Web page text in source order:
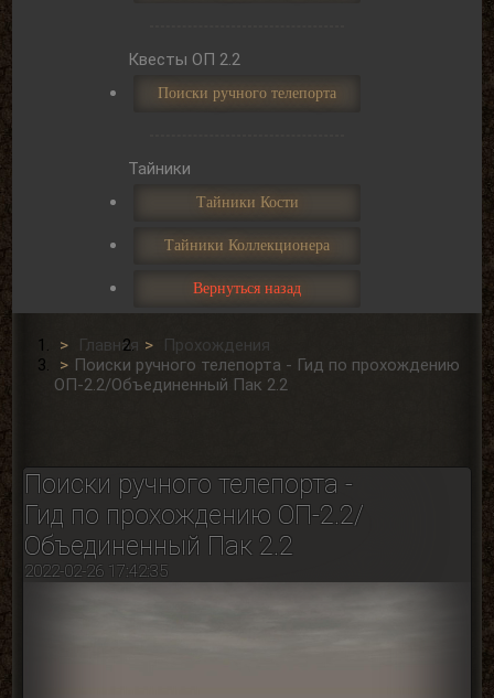
Главная
Прохождения
Поиски ручного телепорта - Гид по прохождению
ОП-2.2/Объединенный Пак 2.2
Поиски ручного телепорта -
Гид по прохождению ОП-2.2/
Объединенный Пак 2.2
2022-02-26 17:42:35
Квесты ОП 2.2
Поиски ручного телепорта
Тайники
Тайники Кости
Тайники Коллекционера
Вернуться назад